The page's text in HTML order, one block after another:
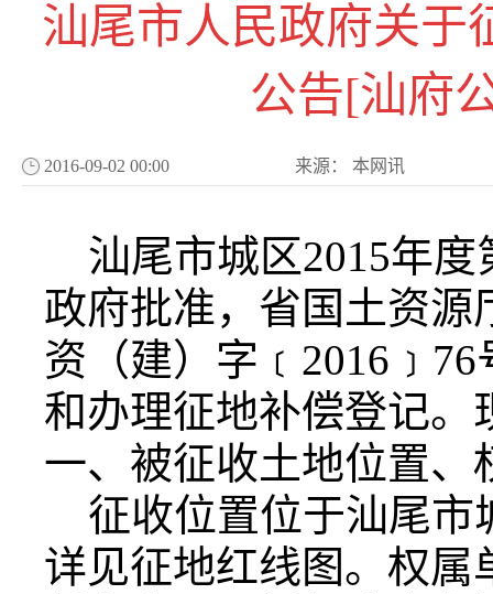
汕尾市人民政府关于
公告[汕府
2016-09-02 00:00 来源： 本网讯
汕尾市城区2015年度
政府批准，省国土资源
资（建）字
和办理征地补偿登记。
一、被征收土地位置、
征收位置位于汕尾市
详见征地红线图。权属